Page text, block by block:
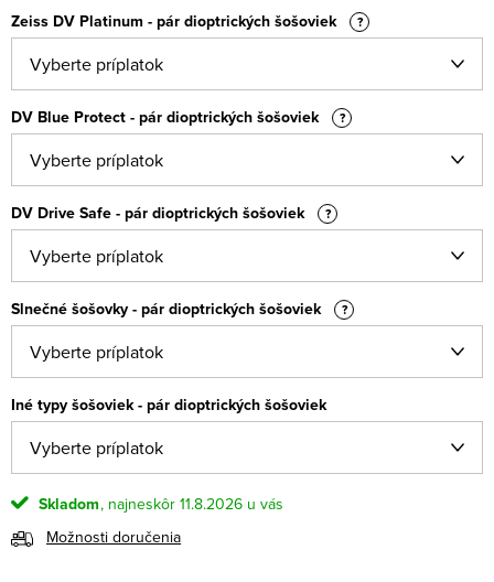
Zeiss DV Platinum - pár dioptrických šošoviek ?
DV Blue Protect - pár dioptrických šošoviek ?
DV Drive Safe - pár dioptrických šošoviek ?
Slnečné šošovky - pár dioptrických šošoviek ?
Iné typy šošoviek - pár dioptrických šošoviek
Skladom
11.8.2026
Možnosti doručenia